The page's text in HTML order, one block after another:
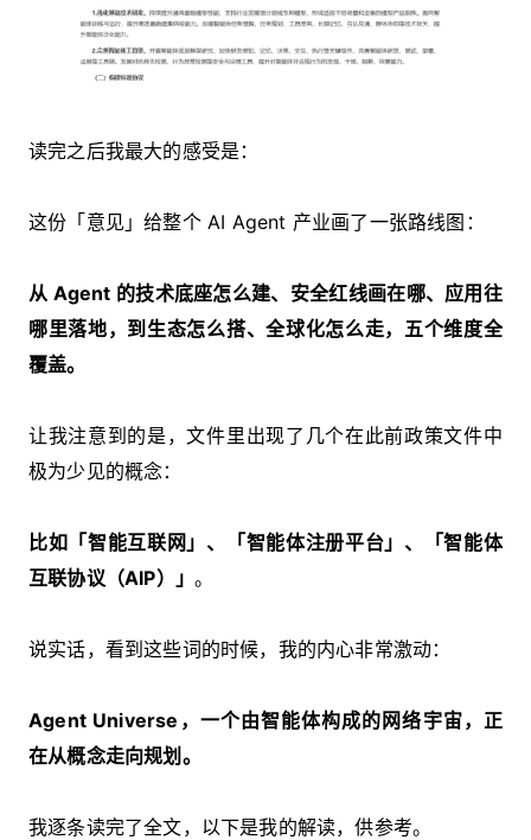
读完之后我最大的感受是：
这份「意见」给整个 AI Agent 产业画了一张路线图：
从 Agent 的技术底座怎么建、安全红线画在哪、应用往
哪里落地，到生态怎么搭、全球化怎么走，五个维度全
覆盖。
让我注意到的是，文件里出现了几个在此前政策文件中
极为少见的概念：
比如「智能互联网」、「智能体注册平台」、「智能体
互联协议（AIP）」 。
说实话，看到这些词的时候，我的内心非常激动：
Agent Universe，一个由智能体构成的网络宇宙，正
在从概念走向规划。
我逐条读完了全文，以下是我的解读，供参考。